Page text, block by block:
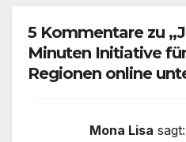
5 Kommentare zu
Minuten Initiative
Regionen online
Mona Lisa sagt: